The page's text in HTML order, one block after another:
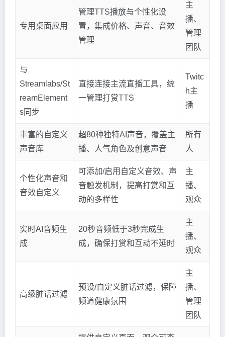
专用桌面应用
管理TTS播放与个性化设
置，集成价格、声音、音效
管理
主
播、
管理
团队
与
Streamlabs/St
reamElement
s同步
直接连接主流直播工具，统
一管理打赏TTS
Twitc
h主
播
丰富的自定义
声音库
超80种独特AI声音，覆盖主
播、人气角色及创意声音
所有
人
个性化声音和
音效自定义
可添加/启用自定义音效、声
音触发机制，提高打赏和互
动的多样性
主
播、
观众
实时AI音频生
成
20秒音频低于3秒完成生
成，确保打赏和互动不延时
主
播、
观众
高级脏话过滤
预设/自定义脏话过滤，保障
频道健康氛围
主
播、
管理
团队